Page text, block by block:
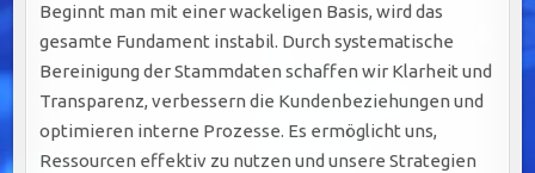
Beginnt man mit einer wackeligen Basis, wird das
gesamte Fundament instabil. Durch systematische
Bereinigung der Stammdaten schaffen wir Klarheit und
Transparenz, verbessern die Kundenbeziehungen und
optimieren interne Prozesse. Es ermöglicht uns,
Ressourcen effektiv zu nutzen und unsere Strategien